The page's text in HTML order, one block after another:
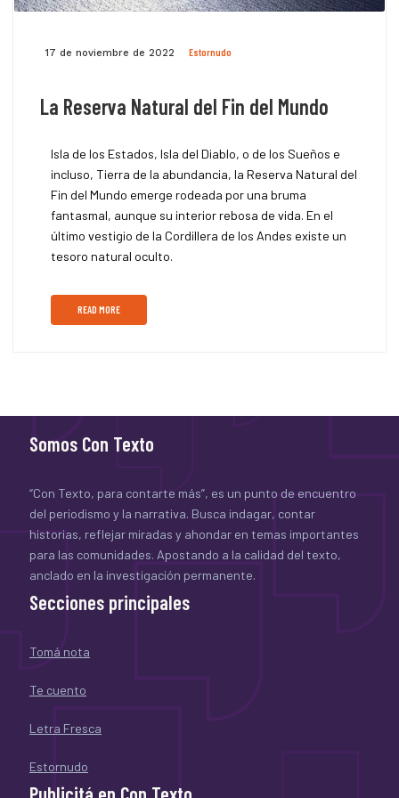
17 de noviembre de 2022 Estornudo
La Reserva Natural del Fin del Mundo
Isla de los Estados, Isla del Diablo, o de los Sueños e
incluso, Tierra de la abundancia, la Reserva Natural del
Fin del Mundo emerge rodeada por una bruma
fantasmal, aunque su interior rebosa de vida. En el
último vestigio de la Cordillera de los Andes existe un
tesoro natural oculto.
READ MORE
Somos Con Texto
“Con Texto, para contarte más”, es un punto de encuentro
del periodismo y la narrativa. Busca indagar, contar
historias, reflejar miradas y ahondar en temas importantes
para las comunidades. Apostando a la calidad del texto,
anclado en la investigación permanente.
Secciones principales
Tomá nota
Te cuento
Letra Fresca
Estornudo